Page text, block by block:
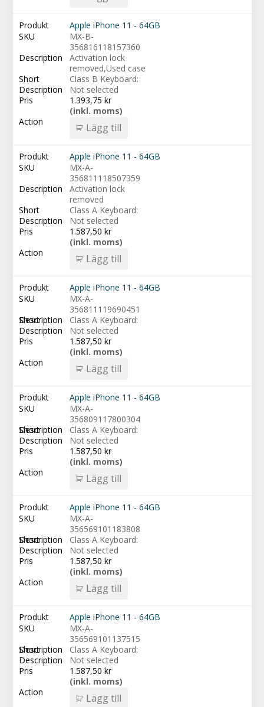
Apple iPhone 11 - 64GB
MX-B-
356816118157360
Activation lock
removed,Used case
Class B Keyboard:
Not selected
1.393,75 kr
(inkl. moms)
Lägg till
Apple iPhone 11 - 64GB
MX-A-
356811118507359
Activation lock
removed
Class A Keyboard:
Not selected
1.587,50 kr
(inkl. moms)
Lägg till
Apple iPhone 11 - 64GB
MX-A-
356811119690451
Class A Keyboard:
Not selected
1.587,50 kr
(inkl. moms)
Lägg till
Apple iPhone 11 - 64GB
MX-A-
356809117800304
Class A Keyboard:
Not selected
1.587,50 kr
(inkl. moms)
Lägg till
Apple iPhone 11 - 64GB
MX-A-
356569101183808
Class A Keyboard:
Not selected
1.587,50 kr
(inkl. moms)
Lägg till
Apple iPhone 11 - 64GB
MX-A-
356569101137515
Class A Keyboard:
Not selected
1.587,50 kr
(inkl. moms)
Lägg till